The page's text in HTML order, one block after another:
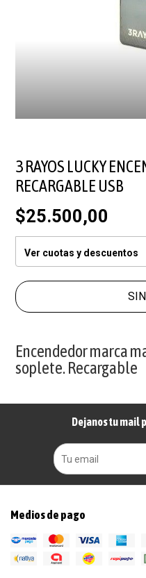
3 RAYOS LUCKY
RECARGABLE USB
$25.500,00
Ver cuotas y descuentos
Encendedor marca
soplete. Recargable
Dejanos tu mail
Medios de pago